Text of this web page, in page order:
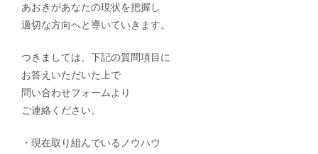
あおきがあなたの現状を把握し
適切な方向へと導いていきます。
つきましては、下記の質問項目に
お答えいただいた上で
問い合わせフォームより
ご連絡ください。
・現在取り組んでいるノウハウ